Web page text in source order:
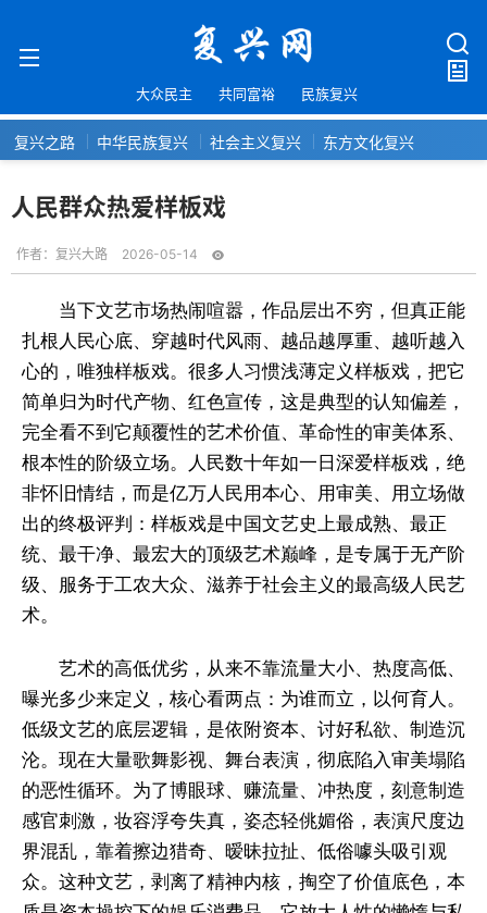
大众民主 共同富裕 民族复兴
复兴之路 中华民族复兴 社会主义复兴 东方文化复兴
人民群众热爱样板戏
作者： 复兴大路 2026-05-14
当下文艺市场热闹喧嚣，作品层出不穷，但真正能
扎根人民心底、穿越时代风雨、越品越厚重、越听越入
心的，唯独样板戏。很多人习惯浅薄定义样板戏，把它
简单归为时代产物、红色宣传，这是典型的认知偏差，
完全看不到它颠覆性的艺术价值、革命性的审美体系、
根本性的阶级立场。人民数十年如一日深爱样板戏，绝
非怀旧情结，而是亿万人民用本心、用审美、用立场做
出的终极评判：样板戏是中国文艺史上最成熟、最正
统、最干净、最宏大的顶级艺术巅峰，是专属于无产阶
级、服务于工农大众、滋养于社会主义的最高级人民艺
术。
艺术的高低优劣，从来不靠流量大小、热度高低、
曝光多少来定义，核心看两点：为谁而立，以何育人。
低级文艺的底层逻辑，是依附资本、讨好私欲、制造沉
沦。现在大量歌舞影视、舞台表演，彻底陷入审美塌陷
的恶性循环。为了博眼球、赚流量、冲热度，刻意制造
感官刺激，妆容浮夸失真，姿态轻佻媚俗，表演尺度边
界混乱，靠着擦边猎奇、暧昧拉扯、低俗噱头吸引观
众。这种文艺，剥离了精神内核，掏空了价值底色，本